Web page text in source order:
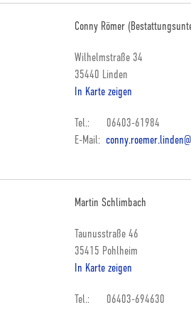
Conny Römer
Wilhelmstraße 34
35440 Linden
In Karte zeigen
Tel.: 06403-61984
E-Mail:
Martin Schlimbach
Taunusstraße 46
35415 Pohlheim
In Karte zeigen
Tel.: 06403-694630